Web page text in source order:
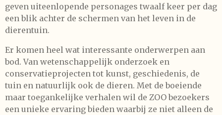
geven uiteenlopende personages twaalf keer per dag
een blik achter de schermen van het leven in de
dierentuin.
Er komen heel wat interessante onderwerpen aan
bod. Van wetenschappelijk onderzoek en
conservatieprojecten tot kunst, geschiedenis, de
tuin en natuurlijk ook de dieren. Met de boeiende
maar toegankelijke verhalen wil de ZOO bezoekers
een unieke ervaring bieden waarbij ze niet alleen de